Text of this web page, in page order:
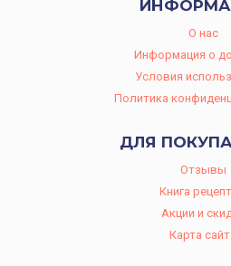
O нас
Информация о
Условия
Политика
ДЛЯ
Отзывы
Книга
Акции и
Карта